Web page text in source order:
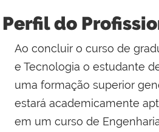
Perfil do
Ao concluir o curso de
e Tecnologia o estudante
uma formação superior
estará academicamente
em um curso de